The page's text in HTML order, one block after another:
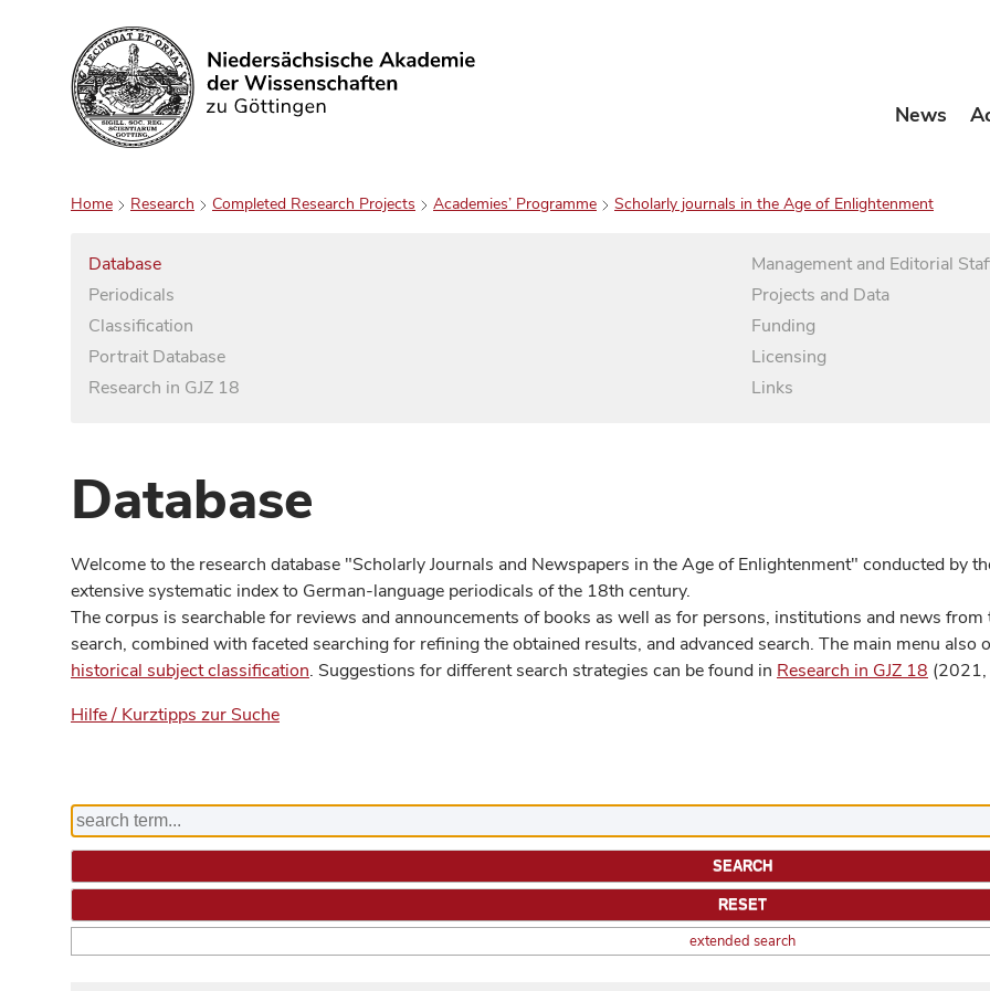
Search News
Home Research Completed Research Projects Academies’ Programme Scholarly journals in the Age of Enlightenment
Database
Periodicals
Classification
Portrait Database
Research in GJZ 18
Management and Editorial
Projects and Data
Funding
Licensing
Links
Database
Welcome to the research database "Scholarly Journals and Newspapers in the Age of Enlightenment" conducted by
extensive systematic index to German-language periodicals of the 18th century.
The corpus is searchable for reviews and announcements of books as well as for persons, institutions and news
search, combined with faceted searching for refining the obtained results, and advanced search. The main menu also
historical subject classification. Suggestions for different search strategies can be found in Research in GJZ 18 (2021,
Hilfe / Kurztipps zur Suche
extended search